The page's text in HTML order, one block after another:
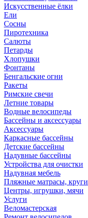
Искусственные ёлки
Ели
Сосны
Пиротехника
Салюты
Петарды
Хлопушки
Фонтаны
Бенгальские огни
Ракеты
Римские свечи
Летние товары
Водные велосипеды
Бассейны и аксессуары
Аксессуары
Каркасные бассейны
Детские бассейны
Надувные бассейны
Устройства для очистки
Надувная мебель
Пляжные матрасы, круги
Центры, игрушки, мячи
Услуги
Веломастерская